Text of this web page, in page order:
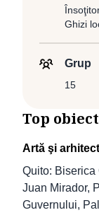
Ghizi
Grup
15
Top
Artă şi
Quito: Biserica
Juan Mirador,
Guvernului,